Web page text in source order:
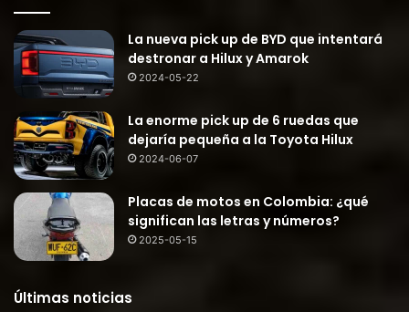
La nueva pick up de BYD que intentará
destronar a Hilux y Amarok
2024-05-22
La enorme pick up de 6 ruedas que
dejaría pequeña a la Toyota Hilux
2024-06-07
Placas de motos en Colombia: ¿qué
significan las letras y números?
2025-05-15
Últimas noticias